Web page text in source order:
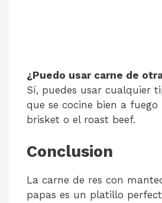
¿Puedo usar carne de
Sí, puedes usar cualquier
que se cocine bien a
brisket o el roast beef.
Conclusion
La carne de res con
papas es un platillo